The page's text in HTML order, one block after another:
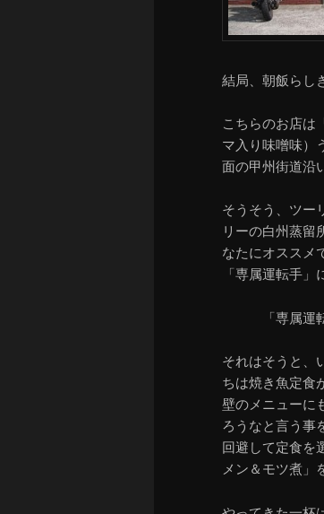
結局、朝飯らし
こちらのお店は
マ入り味噌味）
面の甲州街道沿
そうそう、ツー
リーの白州蒸留
なたにオススメ
「専属運転手
「専属
それはそうと、
ちは焼き魚定食
壁のメニューに
ろうなと言う
回避して定食を
メン＆モツ煮」